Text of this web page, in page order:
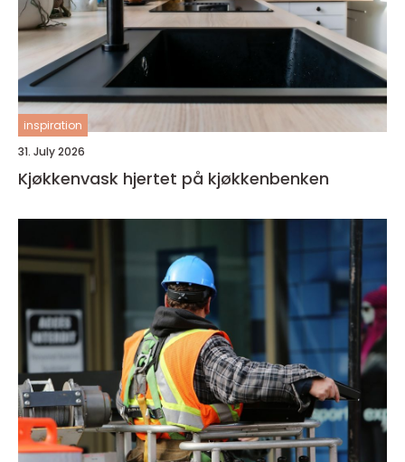
inspiration
31. July 2026
Kjøkkenvask hjertet på kjøkkenbenken